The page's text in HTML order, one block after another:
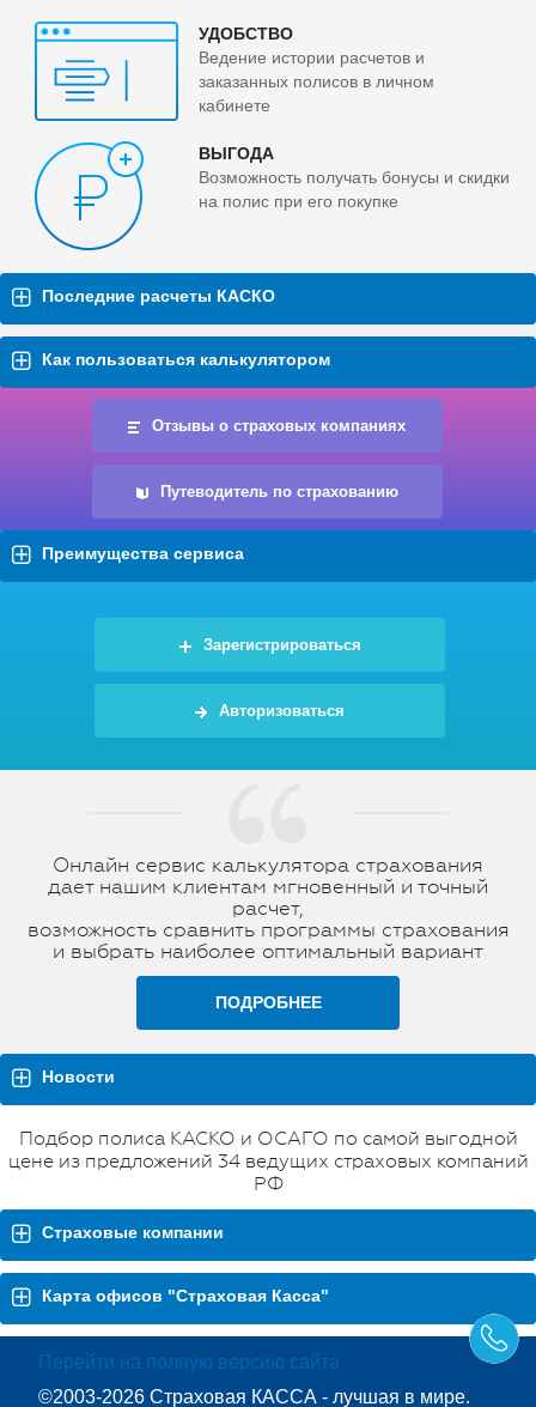
УДОБСТВО
Ведение истории расчетов и
заказанных полисов в личном
кабинете
ВЫГОДА
Возможность получать бонусы и скидки
на полис при его покупке
Последние расчеты КАСКО
Как пользоваться калькулятором
Отзывы о страховых компаниях
Путеводитель по страхованию
Преимущества сервиса
Зарегистрироваться
Авторизоваться
Онлайн сервис калькулятора страхования
дает нашим клиентам мгновенный и точный
расчет,
возможность сравнить программы страхования
и выбрать наиболее оптимальный вариант
ПОДРОБНЕЕ
Новости
Подбор полиса КАСКО и ОСАГО по самой выгодной
цене из предложений 34 ведущих страховых компаний
РФ
Страховые компании
Карта офисов "Страховая Касса"
Перейти на полную версию сайта
©2003-2026 Страховая КАССА - лучшая в мире.